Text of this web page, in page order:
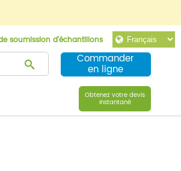
soumission d'échantillons
Commander
en ligne
Obtenez votre devis
instantané